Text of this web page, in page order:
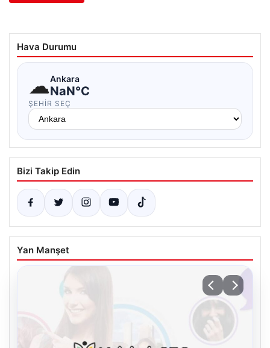
Hava Durumu
☁Ankara
NaN°C
ŞEHIR SEÇ
Bizi Takip Edin
Yan Manşet